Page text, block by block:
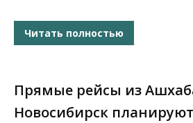
Читать полностью
Прямые рейсы из
Новосибирск